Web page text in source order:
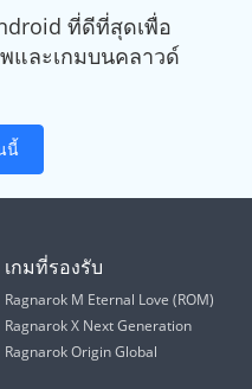
ที่ดีที่สุดเพื่อ
และเกมบนคลาวด์
นี้
เกมที่รองรับ
Ragnarok M Eternal Love (ROM)
Ragnarok X Next Generation
Ragnarok Origin Global